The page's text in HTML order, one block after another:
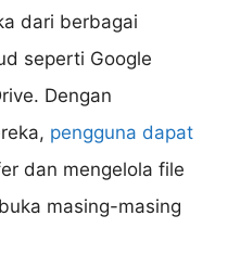
dari berbagai
seperti Google
Dengan
pengguna dapat
dan mengelola file
masing-masing